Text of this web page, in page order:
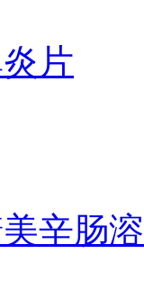
片
辛肠